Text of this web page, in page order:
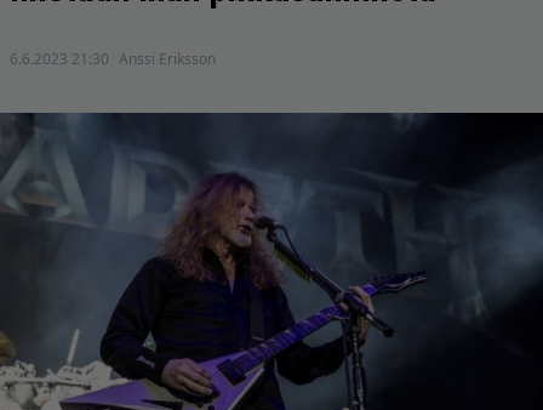
6.6.2023 21:30 Anssi Eriksson